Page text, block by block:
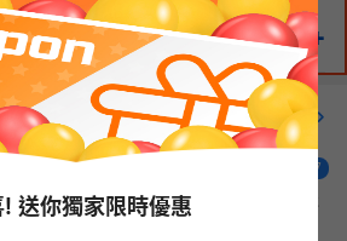
送你獨家限時優惠
HKD1,595+
查看更多評價
4.7
非常好 窗外就是一個湖還有小鴨子，泳
桑拿🧖♀️！